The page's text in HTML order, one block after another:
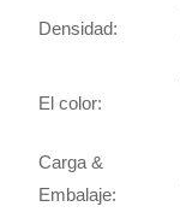
Densidad:
El color:
Carga &
Embalaje: